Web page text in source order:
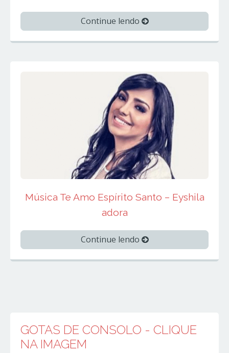
Continue lendo
Música Te Amo Espírito Santo – Eyshila
adora
Continue lendo
GOTAS DE CONSOLO - CLIQUE
NA IMAGEM